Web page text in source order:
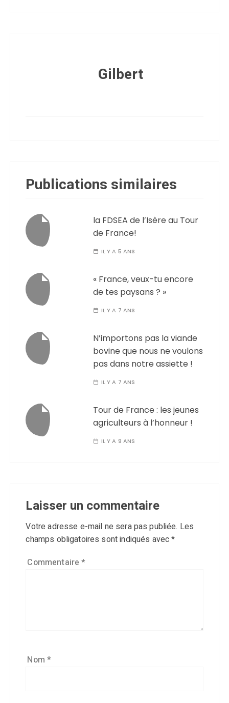
Gilbert
Publications similaires
la FDSEA de l’Isère au Tour
de France!
IL Y A 5 ANS
« France, veux-tu encore
de tes paysans ? »
IL Y A 7 ANS
N’importons pas la viande
bovine que nous ne voulons
pas dans notre assiette !
IL Y A 7 ANS
Tour de France : les jeunes
agriculteurs à l’honneur !
IL Y A 9 ANS
Laisser un commentaire
Votre adresse e-mail ne sera pas publiée. Les
champs obligatoires sont indiqués avec*
Commentaire*
Nom*